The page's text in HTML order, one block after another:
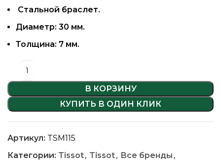
Стальной браслет.
Диаметр: 30 мм.
Толщина: 7 мм.
В КОРЗИНУ
КУПИТЬ В ОДИН КЛИК
Артикул: TSM115
Категории: Tissot, Tissot, Все бренды ,